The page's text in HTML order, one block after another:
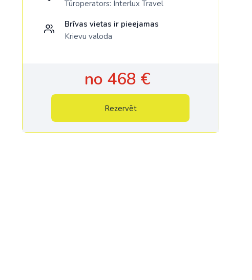
Tūroperators: Interlux Travel
Brīvas vietas ir pieejamas
Krievu valoda
no 468 €
Rezervēt